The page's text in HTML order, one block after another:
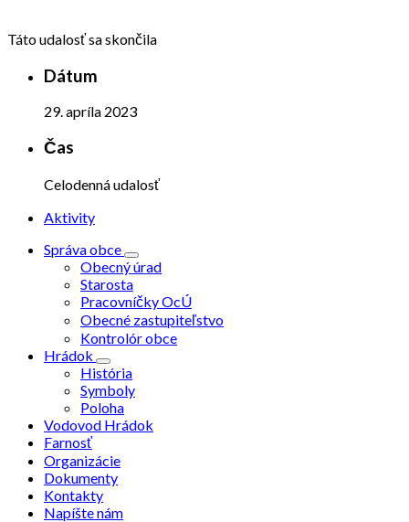
Táto udalosť sa skončila
Dátum
29. apríla 2023
Čas
Celodenná udalosť
Aktivity
Správa obce
Obecný úrad
Starosta
Pracovníčky OcÚ
Obecné zastupiteľstvo
Kontrolór obce
Hrádok
História
Symboly
Poloha
Vodovod Hrádok
Farnosť
Organizácie
Dokumenty
Kontakty
Napíšte nám